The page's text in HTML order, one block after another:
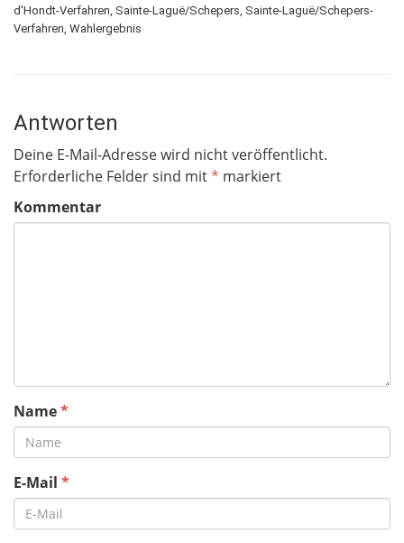
d'Hondt-Verfahren Sainte-Laguë/Schepers Sainte-Laguë/Schepers-
Verfahren Wahlergebnis
Antworten
Deine E-Mail-Adresse wird nicht veröffentlicht.
Erforderliche Felder sind mit* markiert
Kommentar
Name*
E-Mail *